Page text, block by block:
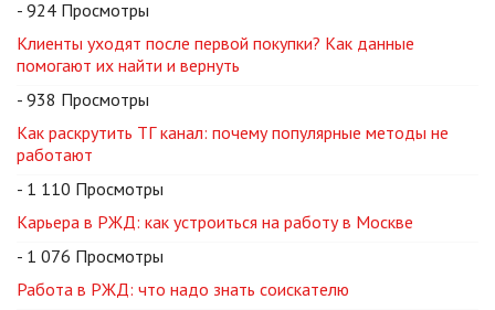
- 924 Просмотры
Клиенты уходят после первой покупки? Как данные
помогают их найти и вернуть
- 938 Просмотры
Как раскрутить ТГ канал: почему популярные методы не
работают
- 1 110 Просмотры
Карьера в РЖД: как устроиться на работу в Москве
- 1 076 Просмотры
Работа в РЖД: что надо знать соискателю